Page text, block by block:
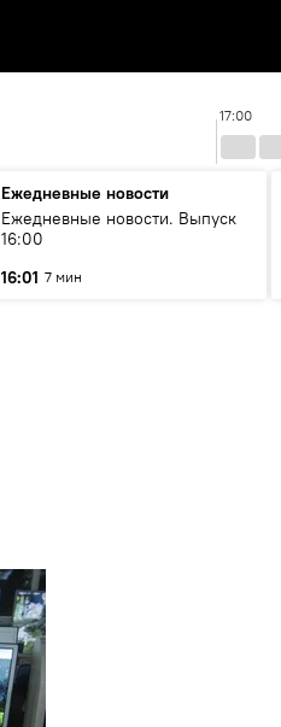
17:00
Ежедневные новости
Ежедневные новости. Выпуск
16:00
16:01 7 мин